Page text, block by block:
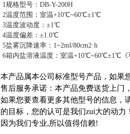
1规格型号： DB-Y-200H
2温度范围：室温+10℃~60℃±1℃
3温度波动度：±1℃
4温度偏差：±1.0℃
5盐雾沉降速率：1~2ml/80cm2·h
6箱内盐溶液温度：室温+10℃~60℃±1℃《
本产品属本公司标准型号产品，如果
售后服务承诺：本产品免费送货上门
如果您要查看更多其他型号的信息，
的目标，您的认可是我们zui大的动力！
因为我们专业,所以值得信赖!